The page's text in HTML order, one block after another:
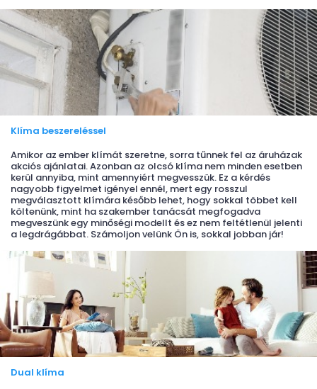
Klíma beszereléssel
Amikor az ember klímát szeretne, sorra tűnnek fel az áruházak
akciós ajánlatai. Azonban az olcsó klíma nem minden esetben
kerül annyiba, mint amennyiért megvesszük. Ez a kérdés
nagyobb figyelmet igényel ennél, mert egy rosszul
megválasztott klímára később lehet, hogy sokkal többet kell
költenünk, mint ha szakember tanácsát megfogadva
megveszünk egy minőségi modellt és ez nem feltétlenül jelenti
a legdrágábbat. Számoljon velünk Ön is, sokkal jobban jár!
Dual klíma